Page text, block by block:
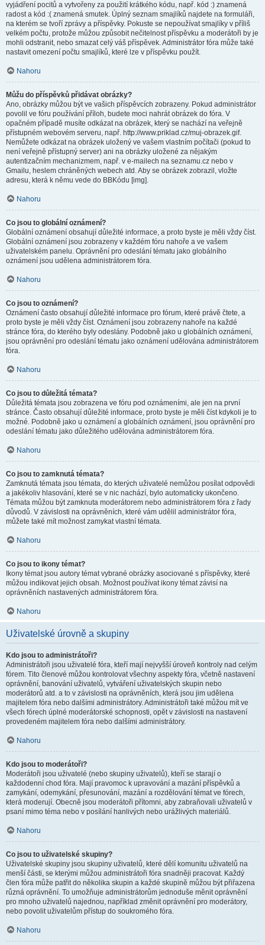
vyjádření pocitů a vytvořeny za použití krátkého kódu, např. kód :) znamená
radost a kód :( znamená smutek. Úplný seznam smajlíků najdete na formuláři,
na kterém se tvoří zprávy a příspěvky. Pokuste se nepoužívat smajlíky v příliš
velkém počtu, protože můžou způsobit nečitelnost příspěvku a moderátoři by je
mohli odstranit, nebo smazat celý váš příspěvek. Administrátor fóra může také
nastavit omezení počtu smajlíků, které lze v příspěvku použít.
Nahoru
Můžu do příspěvků přidávat obrázky?
Ano, obrázky můžou být ve vašich příspěvcích zobrazeny. Pokud administrátor
povolil ve fóru používání příloh, budete moci nahrát obrázek do fóra. V
opačném případě musíte odkázat na obrázek, který se nachází na veřejně
přístupném webovém serveru, např. http://www.priklad.cz/muj-obrazek.gif.
Nemůžete odkázat na obrázek uložený ve vašem vlastním počítači (pokud to
není veřejně přístupný server) ani na obrázky uložené za nějakým
autentizačním mechanizmem, např. v e-mailech na seznamu.cz nebo v
Gmailu, heslem chráněných webech atd. Aby se obrázek zobrazil, vložte
adresu, která k němu vede do BBKódu [img].
Nahoru
Co jsou to globální oznámení?
Globální oznámení obsahují důležité informace, a proto byste je měli vždy číst.
Globální oznámení jsou zobrazeny v každém fóru nahoře a ve vašem
uživatelském panelu. Oprávnění pro odeslání tématu jako globálního
oznámení jsou udělena administrátorem fóra.
Nahoru
Co jsou to oznámení?
Oznámení často obsahují důležité informace pro fórum, které právě čtete, a
proto byste je měli vždy číst. Oznámení jsou zobrazeny nahoře na každé
stránce fóra, do kterého byly odeslány. Podobně jako u globálních oznámení,
jsou oprávnění pro odeslání tématu jako oznámení udělována administrátorem
fóra.
Nahoru
Co jsou to důležitá témata?
Důležitá témata jsou zobrazena ve fóru pod oznámeními, ale jen na první
stránce. Často obsahují důležité informace, proto byste je měli číst kdykoli je to
možné. Podobně jako u oznámení a globálních oznámení, jsou oprávnění pro
odeslání tématu jako důležitého udělována administrátorem fóra.
Nahoru
Co jsou to zamknutá témata?
Zamknutá témata jsou témata, do kterých uživatelé nemůžou posílat odpovědi
a jakékoliv hlasování, které se v nic nachází, bylo automaticky ukončeno.
Témata můžou být zamknuta moderátorem nebo administrátorem fóra z řady
důvodů. V závislosti na oprávněních, které vám udělil administrátor fóra,
můžete také mít možnost zamykat vlastní témata.
Nahoru
Co jsou to ikony témat?
Ikony témat jsou autory témat vybrané obrázky asociované s příspěvky, které
můžou indikovat jejich obsah. Možnost používat ikony témat závisí na
oprávněních nastavených administrátorem fóra.
Nahoru
Uživatelské úrovně a skupiny
Kdo jsou to administrátoři?
Administrátoři jsou uživatelé fóra, kteří mají nejvyšší úroveň kontroly nad celým
fórem. Tito členové můžou kontrolovat všechny aspekty fóra, včetně nastavení
oprávnění, banování uživatelů, vytváření uživatelských skupin nebo
moderátorů atd. a to v závislosti na oprávněních, která jsou jim udělena
majitelem fóra nebo dalšími administrátory. Administrátoři také můžou mít ve
všech fórech úplné moderátorské schopnosti, opět v závislosti na nastavení
provedeném majitelem fóra nebo dalšími administrátory.
Nahoru
Kdo jsou to moderátoři?
Moderátoři jsou uživatelé (nebo skupiny uživatelů), kteří se starají o
každodenní chod fóra. Mají pravomoc k upravování a mazání příspěvků a
zamykání, odemykání, přesunování, mazání a rozdělování témat ve fórech,
která moderují. Obecně jsou moderátoři přítomni, aby zabraňovali uživatelů v
psaní mimo téma nebo v posílání hanlivých nebo urážlivých materiálů.
Nahoru
Co jsou to uživatelské skupiny?
Uživatelské skupiny jsou skupiny uživatelů, které dělí komunitu uživatelů na
menší části, se kterými můžou administrátoři fóra snadněji pracovat. Každý
člen fóra může patřit do několika skupin a každé skupině můžou být přiřazena
různá oprávnění. To umožňuje administrátorům jednoduše měnit oprávnění
pro mnoho uživatelů najednou, například změnit oprávnění pro moderátory,
nebo povolit uživatelům přístup do soukromého fóra.
Nahoru